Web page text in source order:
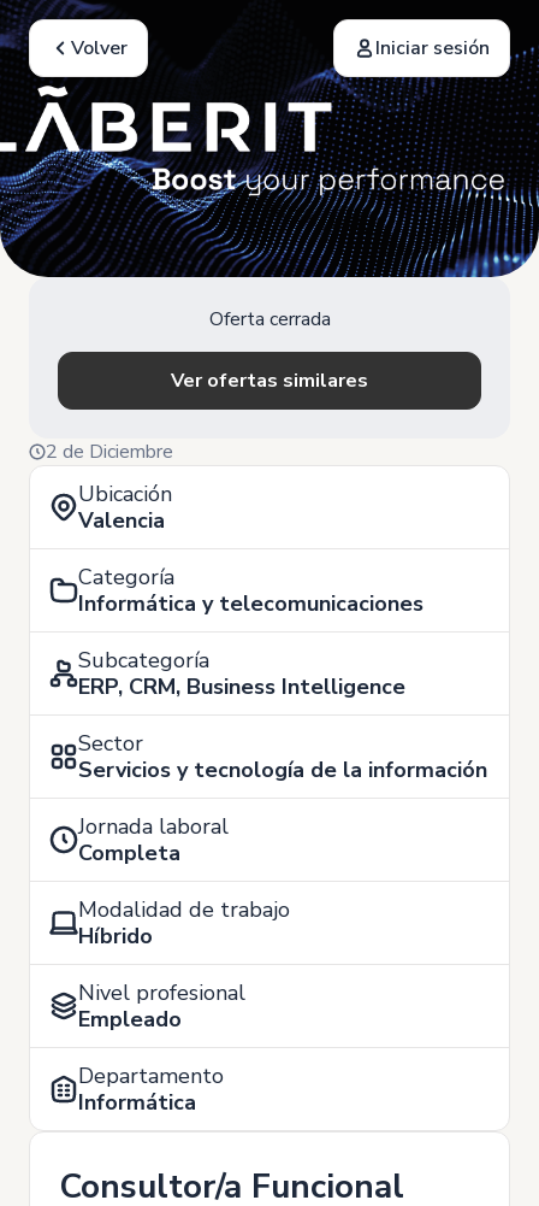
Volver Iniciar sesión
Oferta cerrada
Ver ofertas similares
2 de Diciembre
Ubicación
Valencia
Categoría
Informática y telecomunicaciones
Subcategoría
ERP, CRM, Business Intelligence
Sector
Servicios y tecnología de la información
Jornada laboral
Completa
Modalidad de trabajo
Híbrido
Nivel profesional
Empleado
Departamento
Informática
Consultor/a Funcional